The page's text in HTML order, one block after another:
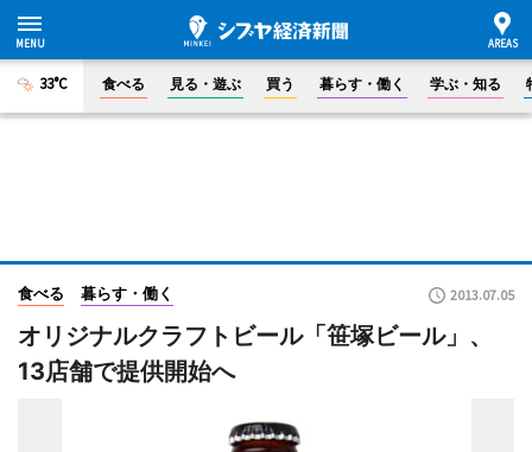
33°C 食べる 見る・遊ぶ 買う 暮らす・働く 学ぶ・知る
食べる 暮らす・働く 2013.07.05
オリジナルクラフトビール「笹塚ビール」、
13店舗で提供開始へ